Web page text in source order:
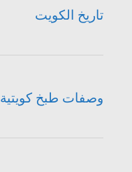
تاريخ الكويت
وصفات طبخ كويتية